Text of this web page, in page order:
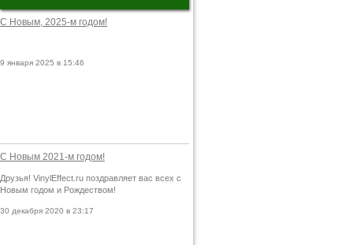
С Новым, 2025-м годом!
9 января 2025 в 15:46
С Новым 2021-м годом!
Друзья! VinylEffect.ru поздравляет вас всех с
Новым годом и Рождеством!
30 декабря 2020 в 23:17